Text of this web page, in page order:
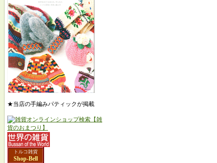
★当店の手編みパティックが掲載
トルコ雑貨
Shop-Bell